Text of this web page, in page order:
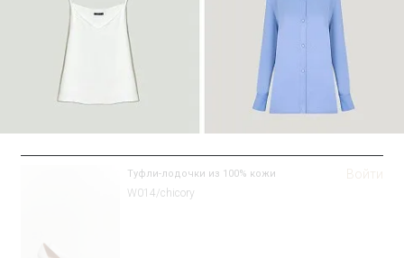
Туфли-лодочки из 100% кожи
W014/chicory
Войти